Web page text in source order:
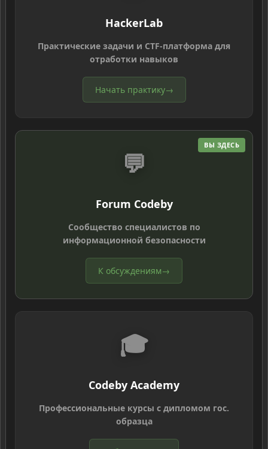
HackerLab
Практические задачи и CTF-платформа для
отработки навыков
Начать практику→
ВЫ ЗДЕСЬ
💬
Forum Codeby
Сообщество специалистов по
информационной безопасности
К обсуждениям→
🎓
Codeby Academy
Профессиональные курсы с дипломом гос.
образца